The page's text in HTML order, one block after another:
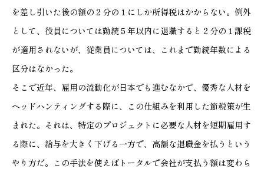
を差し引いた後の額の２分の１にしか所得税はかからない。例外
として、役員については勤続５年以内に退職すると２分の１課税
が適用されないが、従業員については、これまで勤続年数による
区分はなかった。
そこで近年、雇用の流動化が日本でも進むなかで、優秀な人材を
ヘッドハンティングする際に、この仕組みを利用した節税策が生
まれた。それは、特定のプロジェクトに必要な人材を短期雇用す
る際に、給与を大きく下げる一方で、高額な退職金を払うという
やり方だ。この手法を使えばトータルで会社が支払う額は変わら